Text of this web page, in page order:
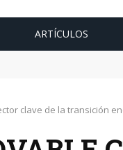
ARTÍCULOS
MW de cogeneración
clave de la transición